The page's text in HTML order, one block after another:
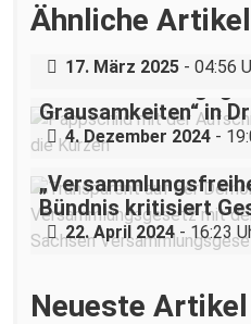
Ähnliche Artikel
Holocaustgedenktag
17. März 2025 - 04:56
„Teilhabe ist nicht
Grausamkeiten“ in
4. Dezember 2024 -
Bündnis kritisiert
22. April 2024 - 16:23
Neueste